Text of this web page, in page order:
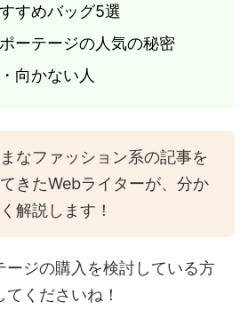
すめバッグ5選
ーテージの人気の秘密
向かない人
なファッション系の記事を
きたWebライターが、分か
解説します！
ージの購入を検討している方
くださいね！